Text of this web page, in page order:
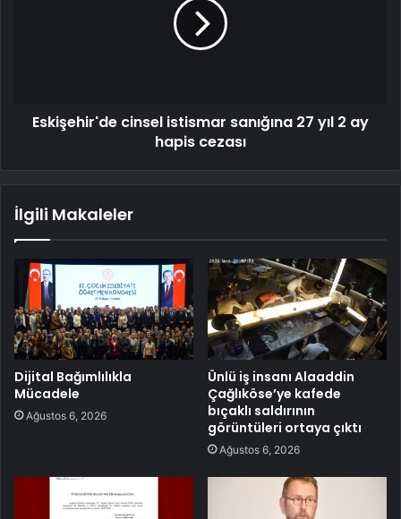
Eskişehir'de cinsel istismar sanığına 27 yıl 2 ay
hapis cezası
İlgili Makaleler
Dijital Bağımlılıkla
Mücadele
Ağustos 6, 2026
Ünlü iş insanı Alaaddin
Çağlıköse’ye kafede
bıçaklı saldırının
görüntüleri ortaya çıktı
Ağustos 6, 2026